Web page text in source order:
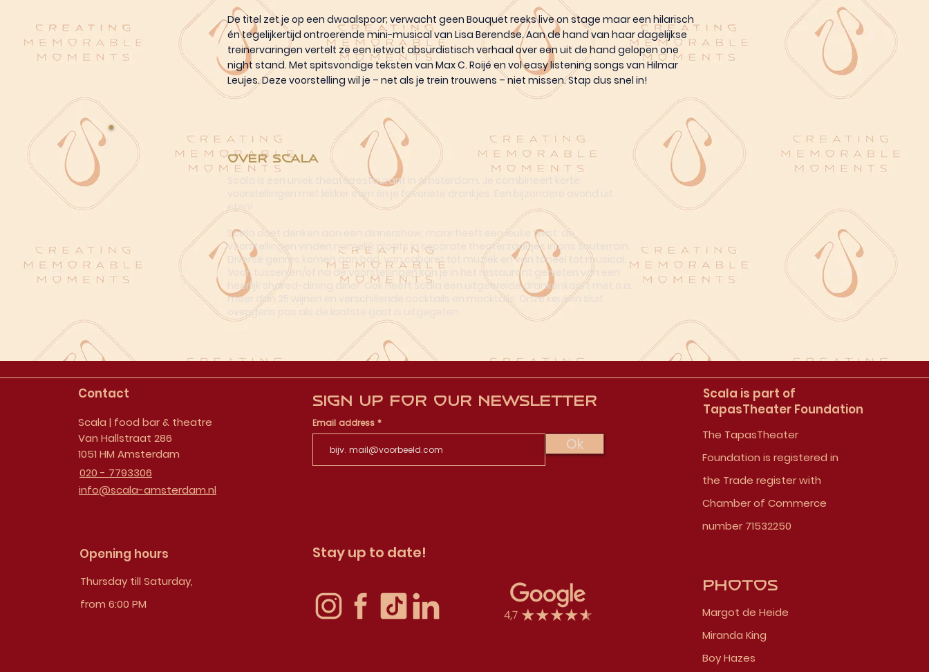
De titel zet je op een dwaalspoor; verwacht geen Bouquet reeks live on stage maar een hilarisch
én tegelijkertijd ontroerende mini-musical van Lisa Berendse. Aan de hand van haar dagelijkse
treinervaringen vertelt ze een ietwat absurdistisch verhaal over een uit de hand gelopen one
night stand. Met spitsvondige teksten van Max C. Roijé en vol easy listening songs van Hilmar
Leujes. Deze voorstelling wil je – net als je trein trouwens – niet missen. Stap dus snel in!
Over Scala
Scala is een uniek theaterrestaurant in Amsterdam. Je combineert korte
voorstellingen met lekker eten én je favoriete drankjes. Een bijzondere avond uit
eten!
Scala doet denken aan een dinnershow, maar heeft een leuke twist: de
voorstellingen vinden namelijk plaats in separate theaterzaaltjes in ons souterrain.
Diverse genres komen aan bod, van cabaret tot muziek en van toneel tot musical.
Voor, tussen en/of na de voorstellingen kan je in het restaurant genieten van een
heerlijk shared-dining diner. Ook heeft Scala een uitgebreide drankenkaart met o.a.
meer dan 25 wijnen en verschillende cocktails en mocktails. Onze keuken sluit
overigens pas als de laatste gast is uitgegeten.
Contact
Scala | food bar & theatre
Van Hallstraat 286
1051 HM Amsterdam
020 - 7793306
info@scala-amsterdam.nl
Opening hours
Thursday till Saturday,
from 6:00 PM
Sign up for our newsletter
Email address
Ok
Stay up to date!
Scala is part of
TapasTheater Foundation
The TapasTheater
Foundation is registered in
the Trade register with
Chamber of Commerce
number 71532250
Photos
Margot de Heide
Miranda King
Boy Hazes